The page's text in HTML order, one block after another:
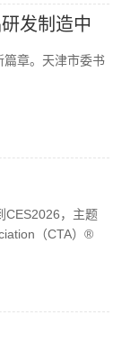
发制造中
篇章。天津市委书
CES2026，主题
（CTA）®